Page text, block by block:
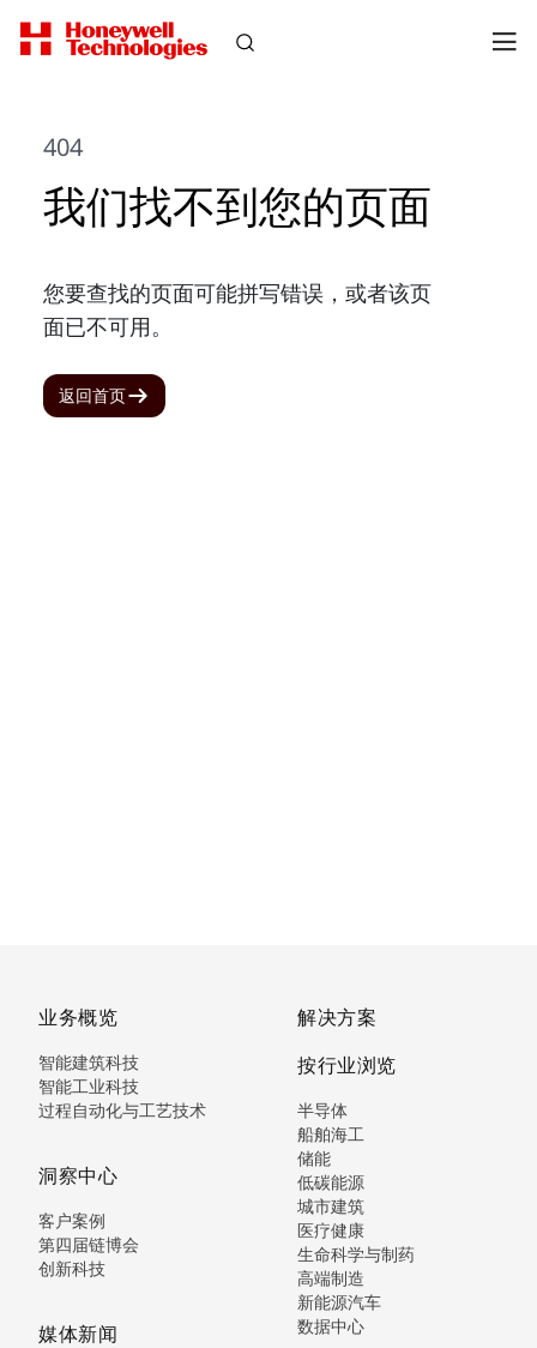
404
我们找不到您的页面
您要查找的页面可能拼写错误，或者该页
面已不可用。
返回首页
业务概览
智能建筑科技
智能工业科技
过程自动化与工艺技术
洞察中心
客户案例
第四届链博会
创新科技
媒体新闻
解决方案
按行业浏览
半导体
船舶海工
储能
低碳能源
城市建筑
医疗健康
生命科学与制药
高端制造
新能源汽车
数据中心